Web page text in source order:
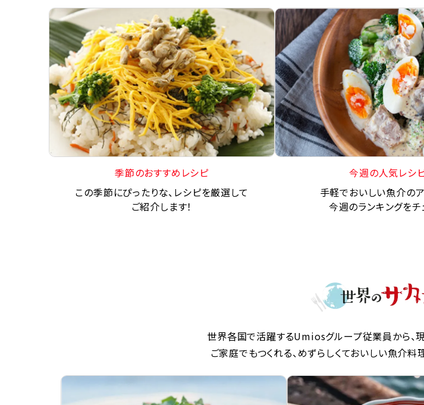
季節のおすすめレシピ
この季節にぴったりな、レシピを厳選して
ご紹介します！
今週の人気レシ
手軽でおいしい魚介のア
今週のランキングをチ
世界各国で活躍するUmiosグループ従業員から、
ご家庭でもつくれる、めずらしくておいしい魚介料